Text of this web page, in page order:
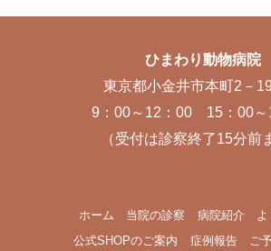
ひまわり動物病院
東京都小金井市本町2－
9：00～12：00 15：00～
（受付は診察終了15分前
ホーム 当院の診察 病院紹介
よ
公式SHOPのご案内
症例報告 ご